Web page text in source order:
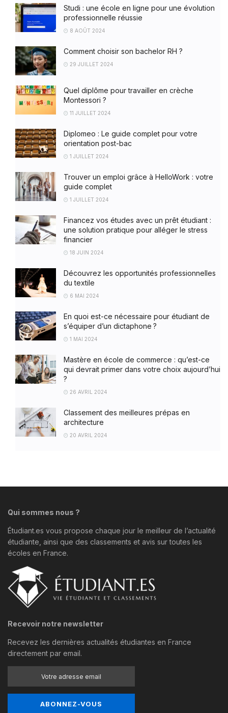
Studi : une école en ligne pour une évolution
professionnelle réussie
8 AOÛT 2024
Comment choisir son bachelor RH ?
29 JUILLET 2024
Quel diplôme pour travailler en crèche
Montessori ?
11 JUILLET 2024
Diplomeo : Le guide complet pour votre
orientation post-bac
1 JUILLET 2024
Trouver un emploi grâce à HelloWork : votre
guide complet
1 JUILLET 2024
Financez vos études avec un prêt étudiant :
une solution pratique pour alléger le stress
financier
18 JUIN 2024
Découvrez les opportunités professionnelles
du textile
6 MAI 2024
En quoi est-ce nécessaire pour étudiant de
s’équiper d’un dictaphone ?
1 MAI 2024
Mastère en école de commerce : qu’est-ce
qui devrait primer dans votre choix aujourd’hui
?
26 AVRIL 2024
Classement des meilleures prépas en
architecture
20 AVRIL 2024
Qui sommes nous ?
Étudiant.es vous propose chaque jour le meilleur de l’actualité
étudiante, ainsi que des classements et avis sur toutes les
écoles en France.
Recevoir notre newsletter
Recevez les dernières actualités étudiantes en France
directement par email.